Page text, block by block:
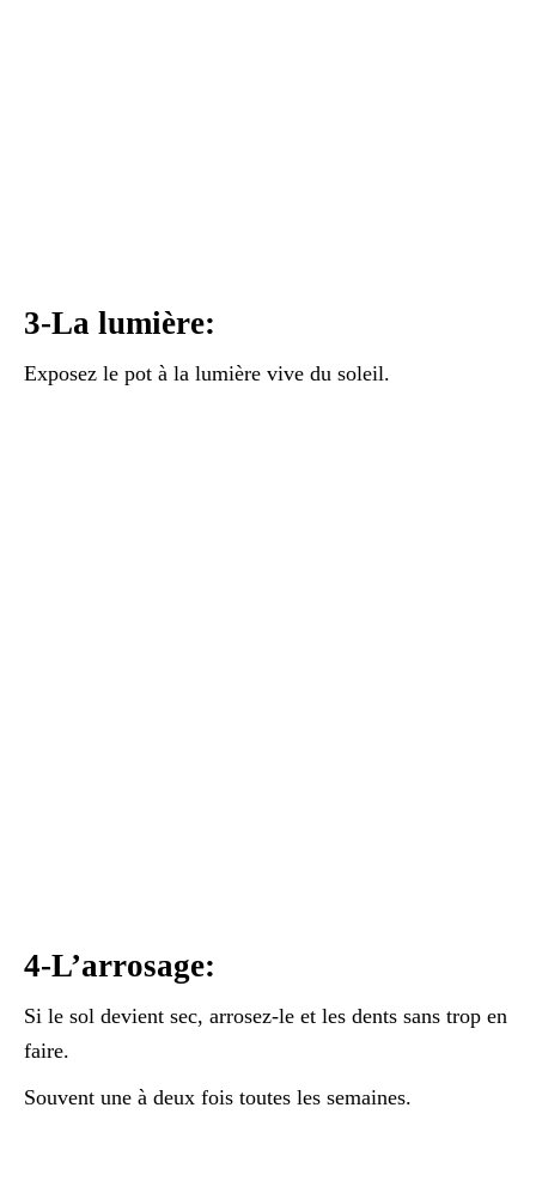
3-La lumière:
Exposez le pot à la lumière vive du soleil.
4-L’arrosage:
Si le sol devient sec, arrosez-le et les dents sans trop en
faire.
Souvent une à deux fois toutes les semaines.